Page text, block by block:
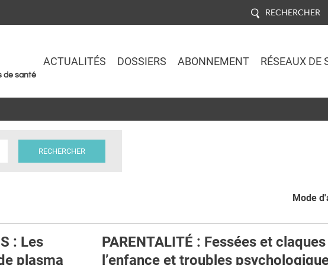
RECHERCHER
de santé
ACTUALITÉS DOSSIERS ABONNEMENT RÉSEAUX DE
Mode
: Les
plasma
PARENTALITÉ : Fessées et claques
l’enfance et troubles